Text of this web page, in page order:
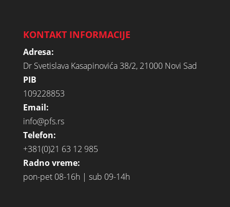
KONTAKT INFORMACIJE
Adresa:
Dr Svetislava Kasapinovića 38/2, 21000 Novi Sad
PIB
109228853
Email:
info@pfs.rs
Telefon:
+381(0)21 63 12 985
Radno vreme:
pon-pet 08-16h | sub 09-14h